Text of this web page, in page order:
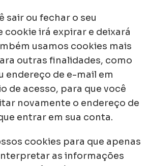
sair ou fechar o seu
cookie irá expirar e deixará
usamos cookies mais
outras finalidades, como
endereço de e-mail em
de acesso, para que você
novamente o endereço de
entrar em sua conta.
cookies para que apenas
as informações